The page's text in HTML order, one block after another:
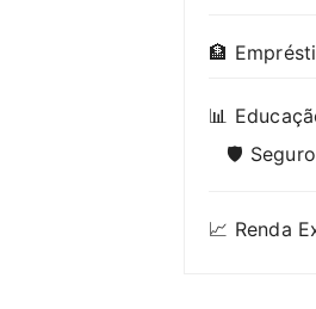
🏦
📊
🛡️
📈 Renda